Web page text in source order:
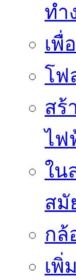
ทำ
เพื่
โฟ
สร้
ไฟ
ใน
สมั
กล้
เพิ่